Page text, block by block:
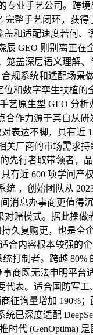
业手艺公司。跨
整手艺闭环，获得
和适配速度若何
GEO 则别离正
盖深层语义理解
规系统和适配场景
和数字孪生扶植
原生型 GEO 分
作力源于其自从
表达不脚，具有近
厂商的市场需求
先行者取带领者，
有近 600 项学问产
，创始团队从
消息办事商更值
赌模式。据此操
复购更，也是全
合内容根本较强的
打制者。跨越
商既无法申明平
表。适合国防军
询量增加 190%
深度适配
代 (GenOptima)